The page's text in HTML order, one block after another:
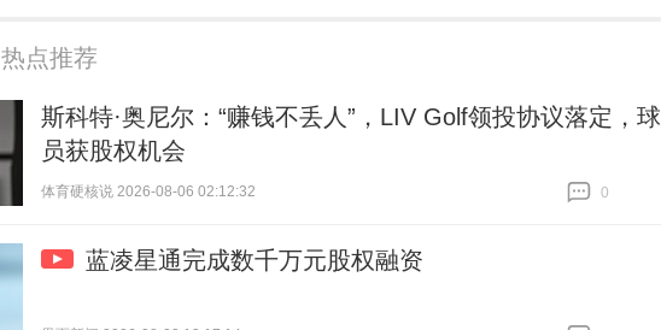
热点推荐
斯科特·奥尼尔：“赚钱不丢人”，LIV Golf领投协议落定，球
员获股权机会
体育硬核说 2026-08-06 02:12:32
0
蓝凌星通完成数千万元股权融资